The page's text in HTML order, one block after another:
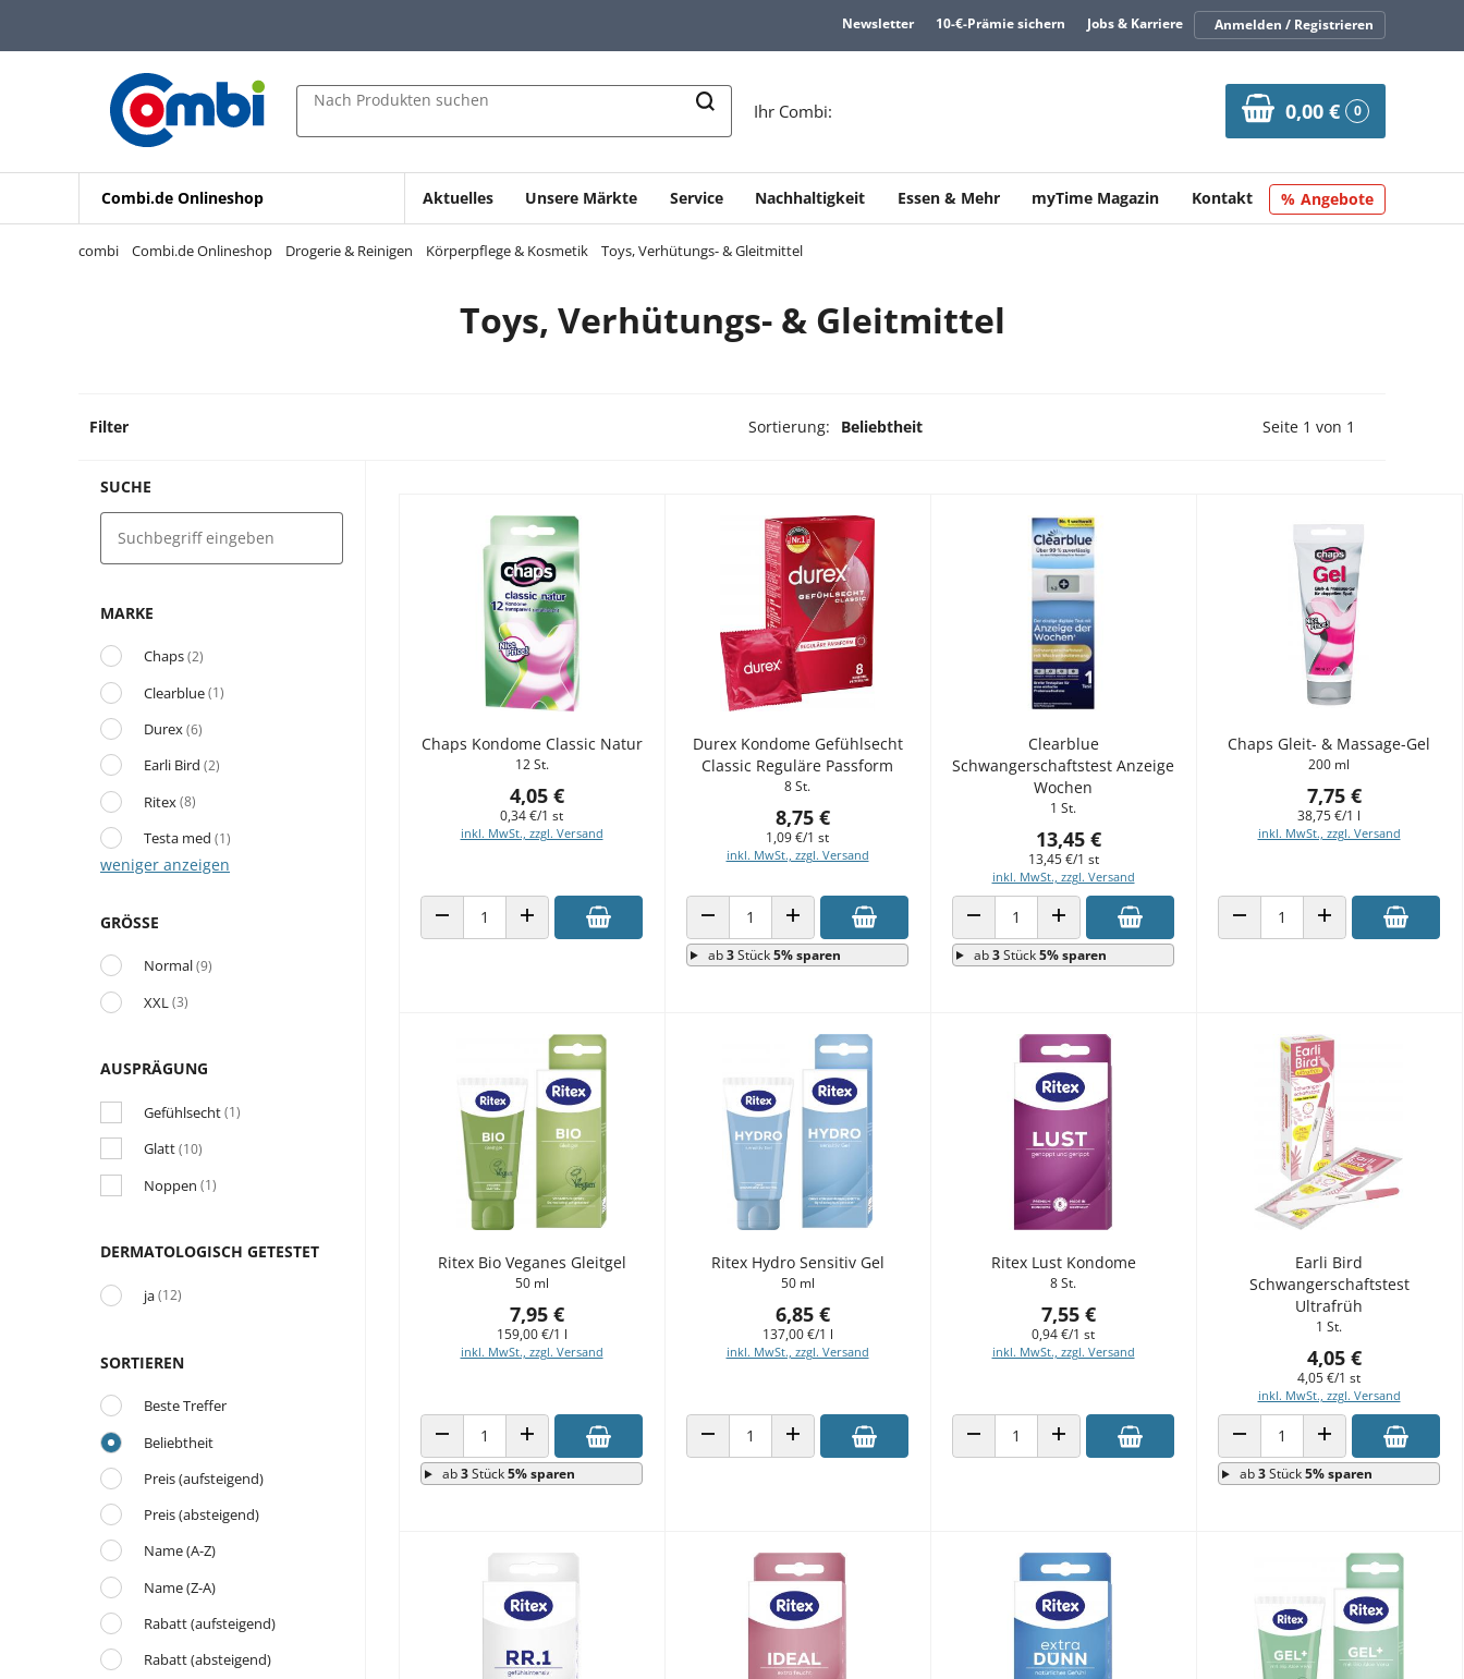
Zur Navigation springen
Zur Suche springen
Newsletter 10-€-Prämie sichern Jobs & Karriere Anmelden / Registrieren
Nach Produkten suchen
Ihr Combi: 0,00 € 0
Combi.de Onlineshop Aktuelles Unsere Märkte Service Nachhaltigkeit Essen & Mehr myTime Magazin Kontakt Angebote
combi Combi.de Onlineshop Drogerie & Reinigen Körperpflege & Kosmetik Toys, Verhütungs- & Gleitmittel
Toys, Verhütungs- & Gleitmittel
Filter Sortierung: Beliebtheit Vorherige Seite
Seite 1 von 1
SUCHE
MARKE
Chaps(2)
Clearblue(1)
Durex(6)
Earli Bird (2)
Ritex(8)
Testa med (1)
weniger anzeigen
GRÖSSE
Normal(9)
XXL(3)
AUSPRÄGUNG
Gefühlsecht(1)
Glatt(10)
Noppen (1)
DERMATOLOGISCH GETESTET
ja(12)
SORTIEREN
Beste Treffer
Beliebtheit
Preis (aufsteigend)
Preis (absteigend)
Name (A-Z)
Name (Z-A)
Rabatt (aufsteigend)
Rabatt (absteigend)
Chaps Kondome Classic Natur
12 St.
4,05 €
0,34 €/1 st
inkl. MwSt., zzgl. Versand
ANZAHL VERRINGERNANZAHL ERHÖHEN
Durex Kondome Gefühlsecht
Classic Reguläre Passform
8 St.
8,75 €
1,09 €/1 st
inkl. MwSt., zzgl. Versand
ANZAHL VERRINGERNANZAHL ERHÖHEN
ab3Stück5% sparen
Clearblue
Schwangerschaftstest Anzeige
Wochen
1 St.
13,45 €
13,45 €/1 st
inkl. MwSt., zzgl. Versand
ANZAHL VERRINGERNANZAHL ERHÖHEN
ab3Stück5% sparen
Chaps Gleit- & Massage-Gel
200 ml
7,75 €
38,75 €/1 l
inkl. MwSt., zzgl. Versand
ANZAHL VERRINGERNANZAHL ERHÖHEN
Ritex Bio Veganes Gleitgel
50 ml
7,95 €
159,00 €/1 l
inkl. MwSt., zzgl. Versand
ANZAHL VERRINGERNANZAHL ERHÖHEN
ab3Stück5% sparen
Ritex Hydro Sensitiv Gel
50 ml
6,85 €
137,00 €/1 l
inkl. MwSt., zzgl. Versand
ANZAHL VERRINGERNANZAHL ERHÖHEN
Ritex Lust Kondome
8 St.
7,55 €
0,94 €/1 st
inkl. MwSt., zzgl. Versand
ANZAHL VERRINGERNANZAHL ERHÖHEN
Earli Bird
Schwangerschaftstest
Ultrafrüh
1 St.
4,05 €
4,05 €/1 st
inkl. MwSt., zzgl. Versand
ANZAHL VERRINGERNANZAHL ERHÖHEN
ab3Stück5% sparen